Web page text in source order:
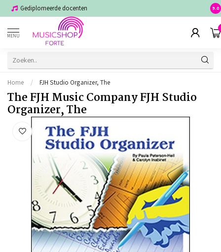
Gediplomeerde docenten 9.0
MENU
Home / FJH Studio Organizer, The
The FJH Music Company FJH Studio
Organizer, The